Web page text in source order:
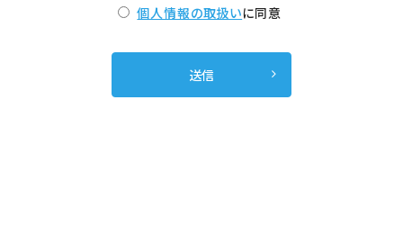
個人情報の取扱いに同意